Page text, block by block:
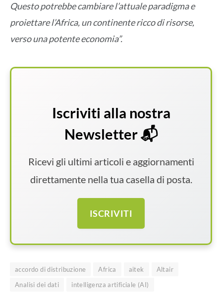
Questo potrebbe cambiare l’attuale paradigma e
proiettare l’Africa, un continente ricco di risorse,
verso una potente economia”.
Iscriviti alla nostra
Newsletter 📬
Ricevi gli ultimi articoli e aggiornamenti
direttamente nella tua casella di posta.
ISCRIVITI
accordo di distribuzione Africa aitek
Altair
Analisi dei dati
intelligenza artificiale (AI)